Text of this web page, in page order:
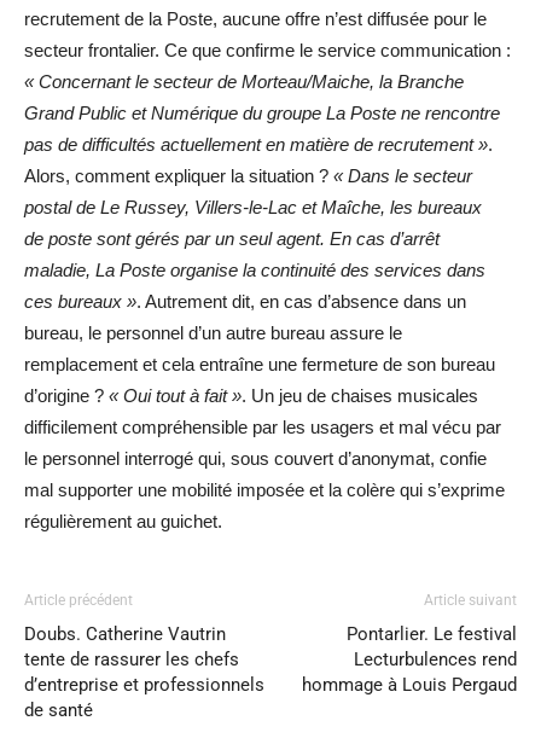
recrutement de la Poste, aucune offre n’est diffusée pour le
secteur frontalier. Ce que confirme le service communication :
« Concernant le secteur de Morteau/Maiche, la Branche
Grand Public et Numérique du groupe La Poste ne rencontre
pas de difficultés actuellement en matière de recrutement ».
Alors, comment expliquer la situation ? « Dans le secteur
postal de Le Russey, Villers-le-Lac et Maîche, les bureaux
de poste sont gérés par un seul agent. En cas d’arrêt
maladie, La Poste organise la continuité des services dans
ces bureaux ». Autrement dit, en cas d’absence dans un
bureau, le personnel d’un autre bureau assure le
remplacement et cela entraîne une fermeture de son bureau
d’origine ? « Oui tout à fait ». Un jeu de chaises musicales
difficilement compréhensible par les usagers et mal vécu par
le personnel interrogé qui, sous couvert d’anonymat, confie
mal supporter une mobilité imposée et la colère qui s’exprime
régulièrement au guichet.
Article précédent
Doubs. Catherine Vautrin
tente de rassurer les chefs
d’entreprise et professionnels
de santé
Article suivant
Pontarlier. Le festival
Lecturbulences rend
hommage à Louis Pergaud